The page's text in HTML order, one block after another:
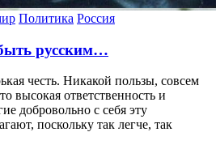
Политика Россия
русским…
честь. Никакой пользы, совсем
высокая ответственность и
добровольно с себя эту
поскольку так легче, так